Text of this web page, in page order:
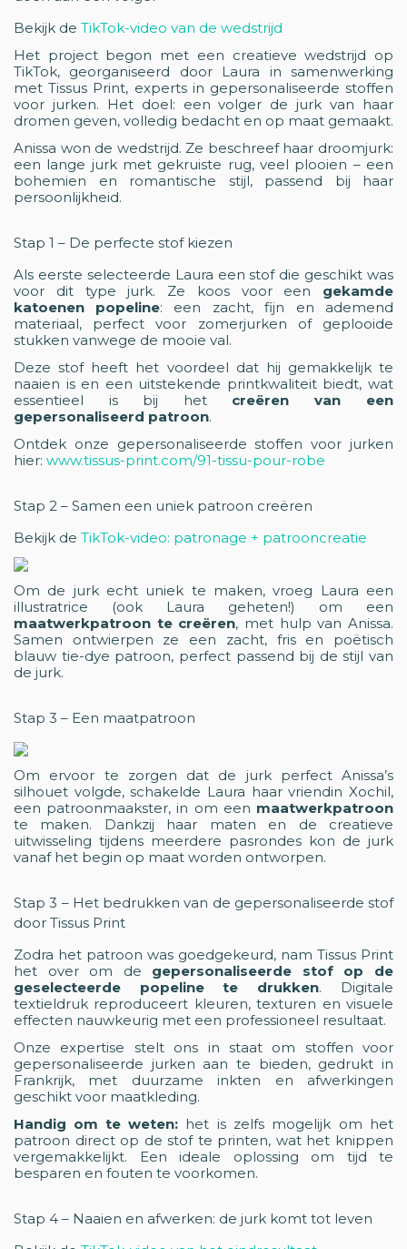
Bekijk de TikTok-video van de wedstrijd
Het project begon met een creatieve wedstrijd op
TikTok, georganiseerd door Laura in samenwerking
met Tissus Print, experts in gepersonaliseerde stoffen
voor jurken. Het doel: een volger de jurk van haar
dromen geven, volledig bedacht en op maat gemaakt.
Anissa won de wedstrijd. Ze beschreef haar droomjurk:
een lange jurk met gekruiste rug, veel plooien – een
bohemien en romantische stijl, passend bij haar
persoonlijkheid.
Stap 1 – De perfecte stof kiezen
Als eerste selecteerde Laura een stof die geschikt was
voor dit type jurk. Ze koos voor een gekamde
katoenen popeline: een zacht, fijn en ademend
materiaal, perfect voor zomerjurken of geplooide
stukken vanwege de mooie val.
Deze stof heeft het voordeel dat hij gemakkelijk te
naaien is en een uitstekende printkwaliteit biedt, wat
essentieel is bij het creëren van een
gepersonaliseerd patroon.
Ontdek onze gepersonaliseerde stoffen voor jurken
hier: www.tissus-print.com/91-tissu-pour-robe
Stap 2 – Samen een uniek patroon creëren
Bekijk de TikTok-video: patronage + patrooncreatie
Om de jurk echt uniek te maken, vroeg Laura een
illustratrice (ook Laura geheten!) om een
maatwerkpatroon te creëren, met hulp van Anissa.
Samen ontwierpen ze een zacht, fris en poëtisch
blauw tie-dye patroon, perfect passend bij de stijl van
de jurk.
Stap 3 – Een maatpatroon
Om ervoor te zorgen dat de jurk perfect Anissa’s
silhouet volgde, schakelde Laura haar vriendin Xochil,
een patroonmaakster, in om een maatwerkpatroon
te maken. Dankzij haar maten en de creatieve
uitwisseling tijdens meerdere pasrondes kon de jurk
vanaf het begin op maat worden ontworpen.
Stap 3 – Het bedrukken van de gepersonaliseerde stof
door Tissus Print
Zodra het patroon was goedgekeurd, nam Tissus Print
het over om de gepersonaliseerde stof op de
geselecteerde popeline te drukken. Digitale
textieldruk reproduceert kleuren, texturen en visuele
effecten nauwkeurig met een professioneel resultaat.
Onze expertise stelt ons in staat om stoffen voor
gepersonaliseerde jurken aan te bieden, gedrukt in
Frankrijk, met duurzame inkten en afwerkingen
geschikt voor maatkleding.
Handig om te weten: het is zelfs mogelijk om het
patroon direct op de stof te printen, wat het knippen
vergemakkelijkt. Een ideale oplossing om tijd te
besparen en fouten te voorkomen.
Stap 4 – Naaien en afwerken: de jurk komt tot leven